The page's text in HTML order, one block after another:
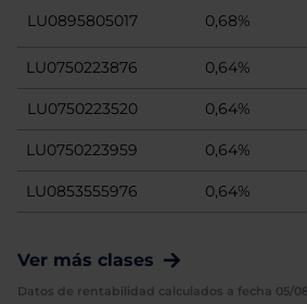
LU0895805017 0,68%
LU0750223876 0,64%
LU0750223520 0,64%
LU0750223959 0,64%
LU0853555976 0,64%
Ver más clases
Datos de rentabilidad calculados a fecha 05/